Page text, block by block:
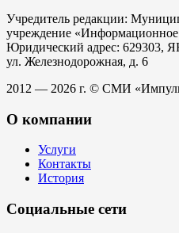
Учредитель редакции:
учреждение «Информационное
Юридический адрес: 629303,
ул. Железнодорожная, д. 6
2012 — 2026 г. © СМИ
О компании
Услуги
Контакты
История
Социальные сети